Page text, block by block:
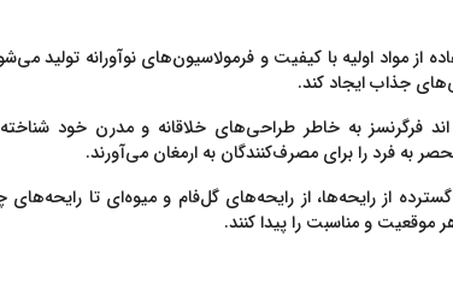
از مواد اولیه با کیفیت و فرمولاسیون‌های نوآورانه
جذاب ایجاد کند.
فرگرنسز به خاطر طراحی‌های خلاقانه و مدرن خود
به فرد را برای مصرف‌کنندگان به ارمغان می‌آورند.
گسترده از رایحه‌ها، از رایحه‌های گل‌فام و میوه‌ای تا
و مناسبت را پیدا کنند.